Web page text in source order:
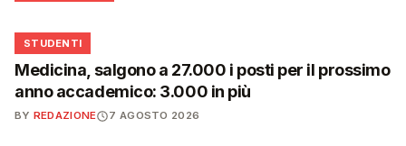
🎓
STUDENTI
Medicina, salgono a 27.000 i posti per il prossimo
anno accademico: 3.000 in più
BY REDAZIONE 7 AGOSTO 2026